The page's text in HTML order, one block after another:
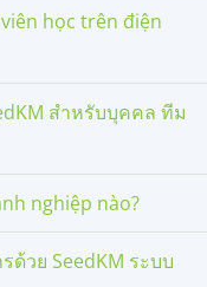
học trên điện
สำหรับบุคคล ทีม
nghiệp nào?
วย SeedKM ระบบ